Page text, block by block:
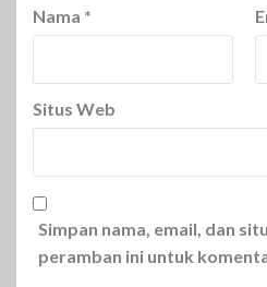
Nama *
Situs Web
Simpan nama, email, dan
peramban ini untuk